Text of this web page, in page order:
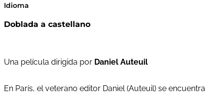
Idioma
Doblada a castellano
Una película dirigida por Daniel Auteuil
En París, el veterano editor Daniel (Auteuil) se encuentra